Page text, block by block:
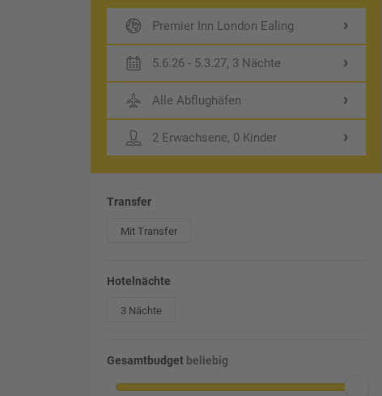
Premier Inn London Ealing
5.6.26 - 5.3.27, 3 Nächte
Alle Abflughäfen
2 Erwachsene, 0 Kinder
Transfer
Mit Transfer
Hotelnächte
3 Nächte
Gesamtbudget beliebig